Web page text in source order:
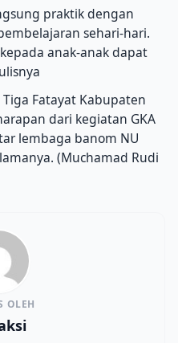
praktik dengan
sehari-hari.
anak-anak dapat
Fatayat Kabupaten
dari kegiatan GKA
lembaga banom NU
(Muchamad Rudi
OLEH